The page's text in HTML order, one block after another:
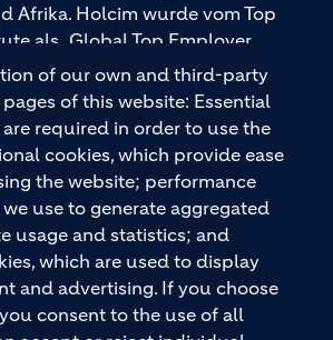
of our own and third-party
of this website: Essential
required in order to use the
cookies, which provide ease
the website; performance
use to generate aggregated
usage and statistics; and
which are used to display
and advertising. If you choose
you consent to the use of all
SIE UNS
Afrika. Holcim wurde vom Top
als „Global Top Employer
Holcim bietet hochwertige
Baulösungen für den
– vom Fundament über den
und Dächern – mit
wie ECOPact, ECOPlanet,